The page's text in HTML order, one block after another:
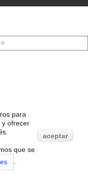
para
y ofrecer
que se
.
aceptar